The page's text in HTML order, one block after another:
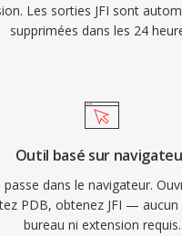
Les sorties JFI sont
supprimées dans les 24
Outil basé sur
dans le navigateur.
PDB, obtenez JFI — aucun
bureau ni extension requis.